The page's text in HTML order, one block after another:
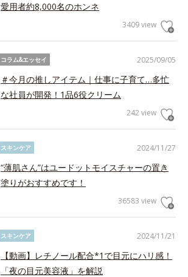
愛用者約8,000名のホンネ
3409 view
2025/09/05
コラム&エッセイ
＃今月の推しアイテム｜仕事に子育て…多忙
な社員が開発！1品6役クリーム
242 view
2024/11/27
スキンケア
“薄肌さん”はユードットモイスチャーの置き
塗りがおすすめです！
36583 view
2024/11/21
スキンケア
【動画】レチノール配合*1で目元にハリ感！
「夜の目元美容液」を解説